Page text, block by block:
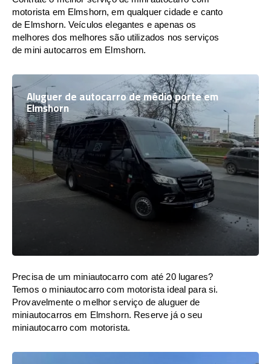
motorista em Elmshorn, em qualquer cidade e canto
de Elmshorn. Veículos elegantes e apenas os
melhores dos melhores são utilizados nos serviços
de mini autocarros em Elmshorn.
Aluguer de autocarro de médio porte em
Elmshorn
Precisa de um miniautocarro com até 20 lugares?
Temos o miniautocarro com motorista ideal para si.
Provavelmente o melhor serviço de aluguer de
miniautocarros em Elmshorn. Reserve já o seu
miniautocarro com motorista.